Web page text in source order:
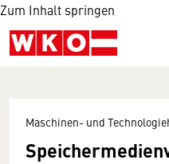
Zum Inhalt springen
Maschinen- und